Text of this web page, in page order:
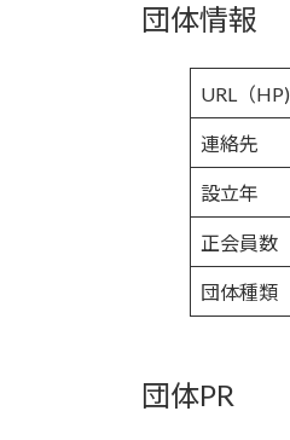
団体情報
URL（HP)
連絡先
設立年
正会員数
団体種類
団体PR